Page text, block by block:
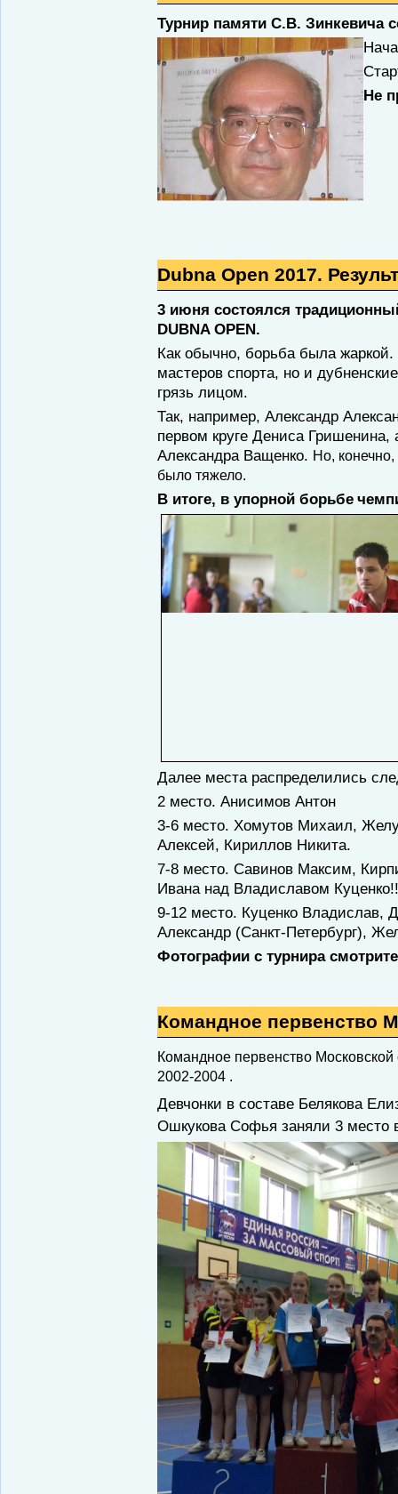
Турнир памяти С.В. Зинкевича
Не
Dubna Open 2017.
3 июня состоялся
DUBNA OPEN.
Как обычно, борьба была
мастеров спорта, но и
грязь лицом.
Так, например, Александр
первом круге Дениса
Александра Ващенко. Но,
было тяжело.
В итоге, в упорной борьбе
Далее места распределились
2 место. Анисимов Антон
3-6 место. Хомутов Михаил,
Алексей, Кириллов Никита.
7-8 место. Савинов Максим,
Ивана над Владиславом
9-12 место. Куценко Владислав,
Александр (Санкт-Петербург),
Фотографии с турнира
Командное первенство
Командное первенство Московской
2002-2004 .
Девчонки в составе Белякова
Ошкукова Софья заняли 3 место